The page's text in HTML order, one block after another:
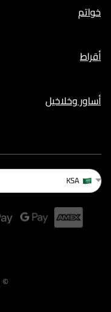
خواتم
أقراط
أساور وخلاخيل
KSA
©